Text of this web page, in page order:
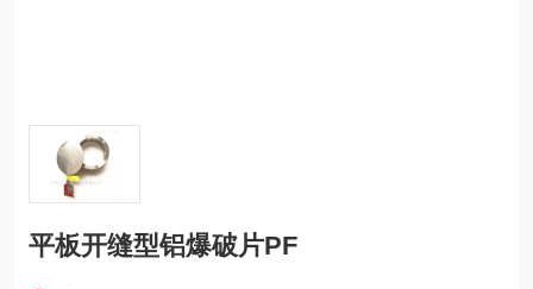
平板开缝型铝爆破片PF